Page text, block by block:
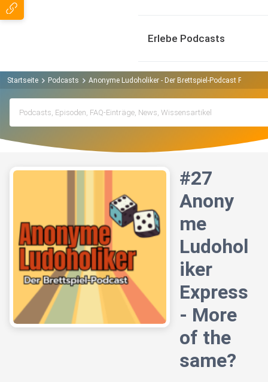
Erlebe Podcasts
Startseite Podcasts Anonyme Ludoholiker - Der Brettspiel-Podcast Podcast
#27
Anony
me
Ludohol
iker
Express
- More
of the
same?